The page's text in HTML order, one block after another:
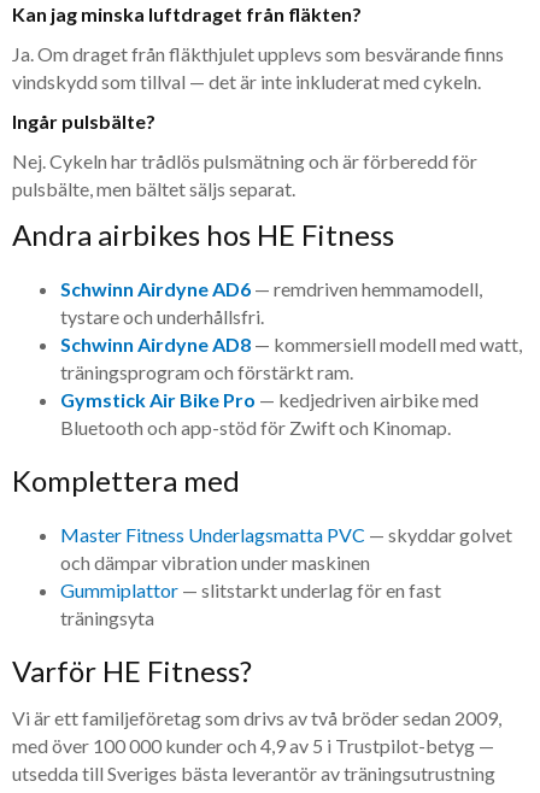
Kan jag minska luftdraget från fläkten?
Ja. Om draget från fläkthjulet upplevs som besvärande finns
vindskydd som tillval — det är inte inkluderat med cykeln.
Ingår pulsbälte?
Nej. Cykeln har trådlös pulsmätning och är förberedd för
pulsbälte, men bältet säljs separat.
Andra airbikes hos HE Fitness
Schwinn Airdyne AD6 — remdriven hemmamodell,
tystare och underhållsfri.
Schwinn Airdyne AD8 — kommersiell modell med watt,
träningsprogram och förstärkt ram.
Gymstick Air Bike Pro — kedjedriven airbike med
Bluetooth och app-stöd för Zwift och Kinomap.
Komplettera med
Master Fitness Underlagsmatta PVC — skyddar golvet
och dämpar vibration under maskinen
Gummiplattor — slitstarkt underlag för en fast
träningsyta
Varför HE Fitness?
Vi är ett familjeföretag som drivs av två bröder sedan 2009,
med över 100 000 kunder och 4,9 av 5 i Trustpilot-betyg —
utsedda till Sveriges bästa leverantör av träningsutrustning